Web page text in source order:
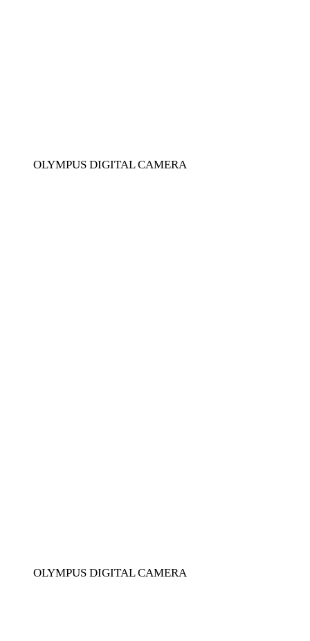
OLYMPUS DIGITAL CAMERA
OLYMPUS DIGITAL CAMERA